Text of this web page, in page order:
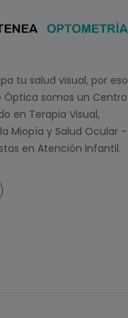
tu salud visual, por eso
Óptica somos un Centro
en Terapia Visual,
Miopía y Salud Ocular -
en Atención Infantil.